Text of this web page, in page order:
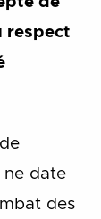
respect
ne date
des